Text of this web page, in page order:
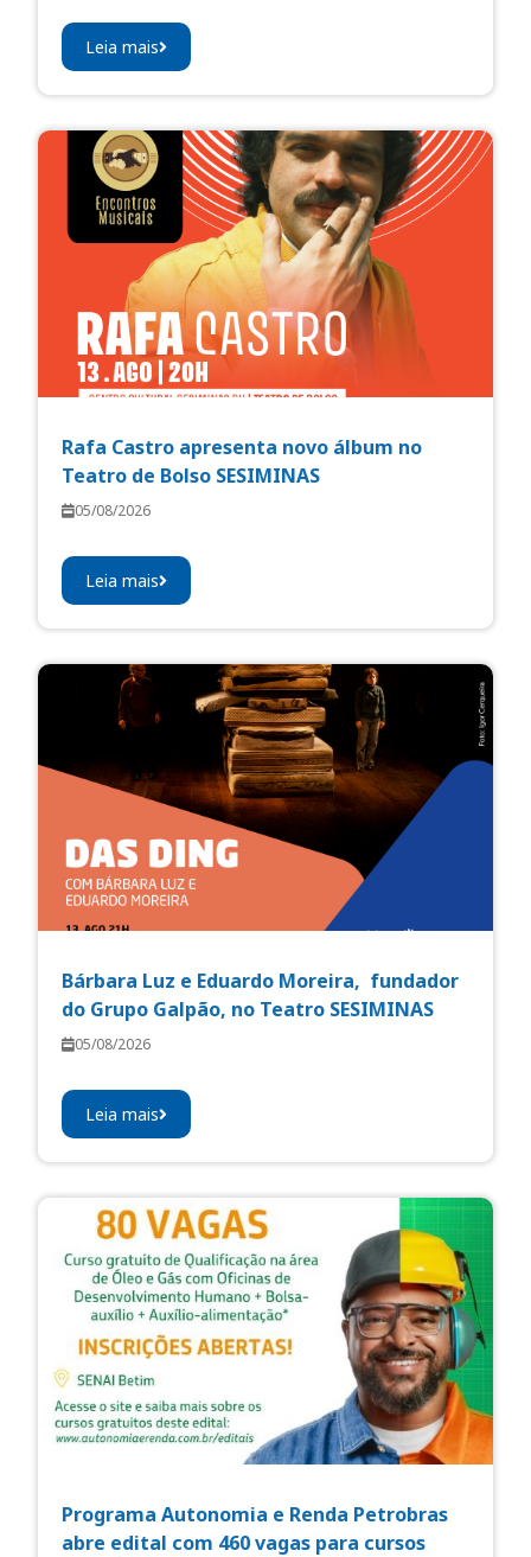
Leia mais
Rafa Castro apresenta novo álbum no
Teatro de Bolso SESIMINAS
05/08/2026
Leia mais
Bárbara Luz e Eduardo Moreira, fundador
do Grupo Galpão, no Teatro SESIMINAS
05/08/2026
Leia mais
Programa Autonomia e Renda Petrobras
abre edital com 460 vagas para cursos